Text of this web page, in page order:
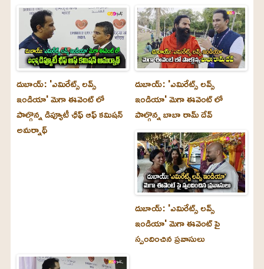
దుబాయ్‌: 'ఎమిరేట్స్ లవ్స్
ఇండియా' మెగా ఈవెంట్ లో
పాల్గొన్న డిప్యూటీ ఛీఫ్ ఆఫ్ కమిషన్
అమర్నాథ్
దుబాయ్‌: 'ఎమిరేట్స్ లవ్స్
ఇండియా' మెగా ఈవెంట్ లో
పాల్గొన్న బాబా రామ్ దేవ్
దుబాయ్‌: 'ఎమిరేట్స్ లవ్స్
ఇండియా' మెగా ఈవెంట్ పై
స్పందించిన ప్రవాసులు